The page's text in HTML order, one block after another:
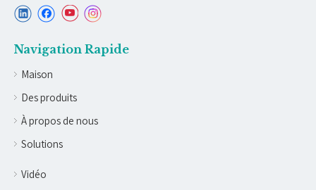
Navigation Rapide
Maison
Des produits
À propos de nous
Solutions
Vidéo